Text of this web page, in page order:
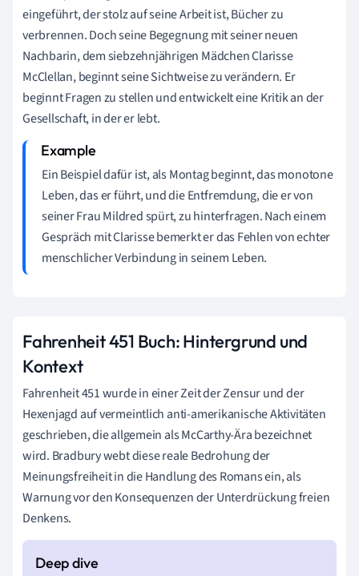
eingeführt, der stolz auf seine Arbeit ist, Bücher zu
verbrennen. Doch seine Begegnung mit seiner neuen
Nachbarin, dem siebzehnjährigen Mädchen Clarisse
McClellan, beginnt seine Sichtweise zu verändern. Er
beginnt Fragen zu stellen und entwickelt eine Kritik an der
Gesellschaft, in der er lebt.
Ein Beispiel dafür ist, als Montag beginnt, das monotone
Leben, das er führt, und die Entfremdung, die er von
seiner Frau Mildred spürt, zu hinterfragen. Nach einem
Gespräch mit Clarisse bemerkt er das Fehlen von echter
menschlicher Verbindung in seinem Leben.
Fahrenheit 451 Buch: Hintergrund und
Kontext
Fahrenheit 451 wurde in einer Zeit der Zensur und der
Hexenjagd auf vermeintlich anti-amerikanische Aktivitäten
geschrieben, die allgemein als McCarthy-Ära bezeichnet
wird. Bradbury webt diese reale Bedrohung der
Meinungsfreiheit in die Handlung des Romans ein, als
Warnung vor den Konsequenzen der Unterdrückung freien
Denkens.